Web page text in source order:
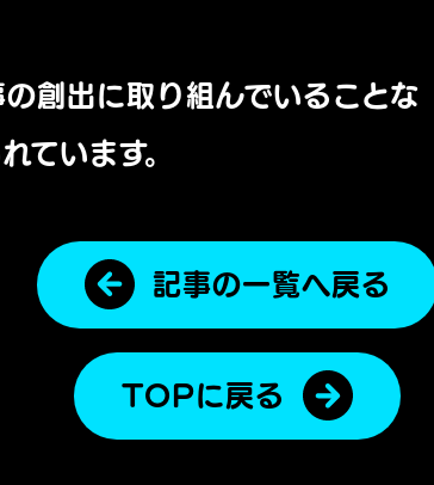
創出に取り組んでいることな
ています。
記事の一覧へ戻る
TOPに戻る